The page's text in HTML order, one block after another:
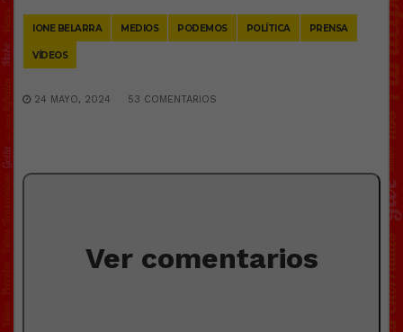
IONE BELARRA MEDIOS PODEMOS POLÍTICA PRENSA
VÍDEOS
24 MAYO, 2024 53 COMENTARIOS
Ver comentarios